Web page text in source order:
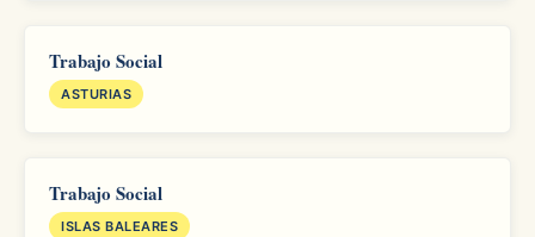
Trabajo Social
ASTURIAS
Trabajo Social
ISLAS BALEARES